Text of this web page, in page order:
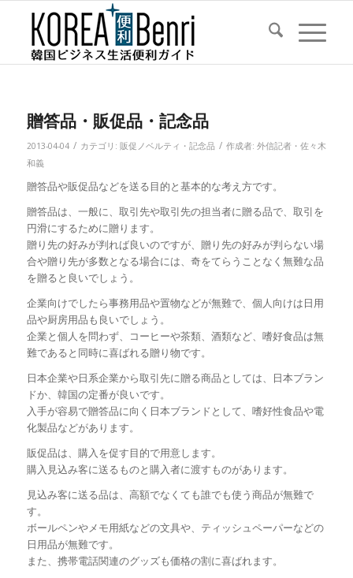
贈答品・販促品・記念品
2013-04-04 / カテゴリ: 販促ノベルティ・記念品 / 作成者: 外信記者・佐々木
和義
贈答品や販促品などを送る目的と基本的な考え方です。
贈答品は、一般に、取引先や取引先の担当者に贈る品で、取引を
円滑にするために贈ります。
贈り先の好みが判れば良いのですが、贈り先の好みが判らない場
合や贈り先が多数となる場合には、奇をてらうことなく無難な品
を贈ると良いでしょう。
企業向けでしたら事務用品や置物などが無難で、個人向けは日用
品や厨房用品も良いでしょう。
企業と個人を問わず、コーヒーや茶類、酒類など、嗜好食品は無
難であると同時に喜ばれる贈り物です。
日本企業や日系企業から取引先に贈る商品としては、日本ブラン
ドか、韓国の定番が良いです。
入手が容易で贈答品に向く日本ブランドとして、嗜好性食品や電
化製品などがあります。
販促品は、購入を促す目的で用意します。
購入見込み客に送るものと購入者に渡すものがあります。
見込み客に送る品は、高額でなくても誰でも使う商品が無難で
す。
ボールペンやメモ用紙などの文具や、ティッシュペーパーなどの
日用品が無難です。
また、携帯電話関連のグッズも価格の割に喜ばれます。